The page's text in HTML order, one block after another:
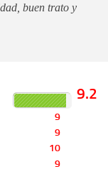
buen trato y
9.2
9
9
10
9